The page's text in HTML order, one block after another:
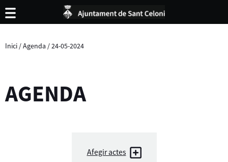
Inici /Agenda /24-05-2024
AGENDA
Afegir actes